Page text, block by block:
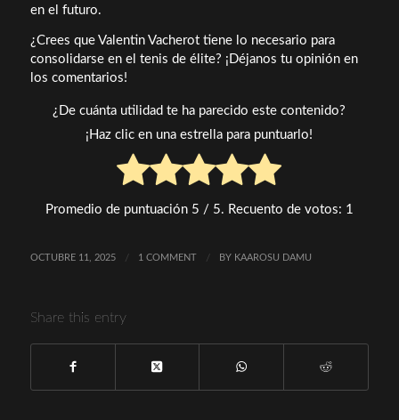
en el futuro.
¿Crees que Valentin Vacherot tiene lo necesario para
consolidarse en el tenis de élite? ¡Déjanos tu opinión en
los comentarios!
¿De cuánta utilidad te ha parecido este contenido?
¡Haz clic en una estrella para puntuarlo!
Promedio de puntuación 5 / 5. Recuento de votos: 1
OCTUBRE 11, 2025 / 1 COMMENT / BY KAAROSU DAMU
Share this entry